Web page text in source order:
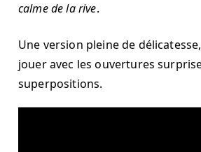
calme de la rive.
Une version pleine de
jouer avec les ouvertures
superpositions.